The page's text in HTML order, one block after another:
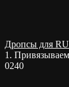
Дропсы для
1.
0240